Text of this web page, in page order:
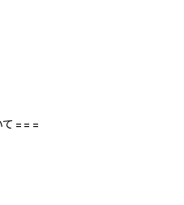
て===